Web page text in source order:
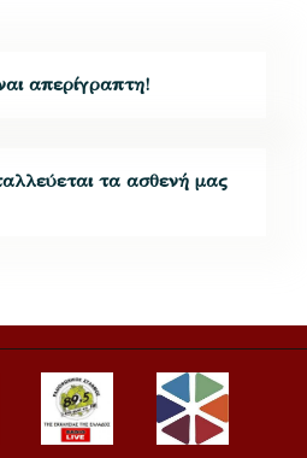
απερίγραπτη!
τα ασθενή μας